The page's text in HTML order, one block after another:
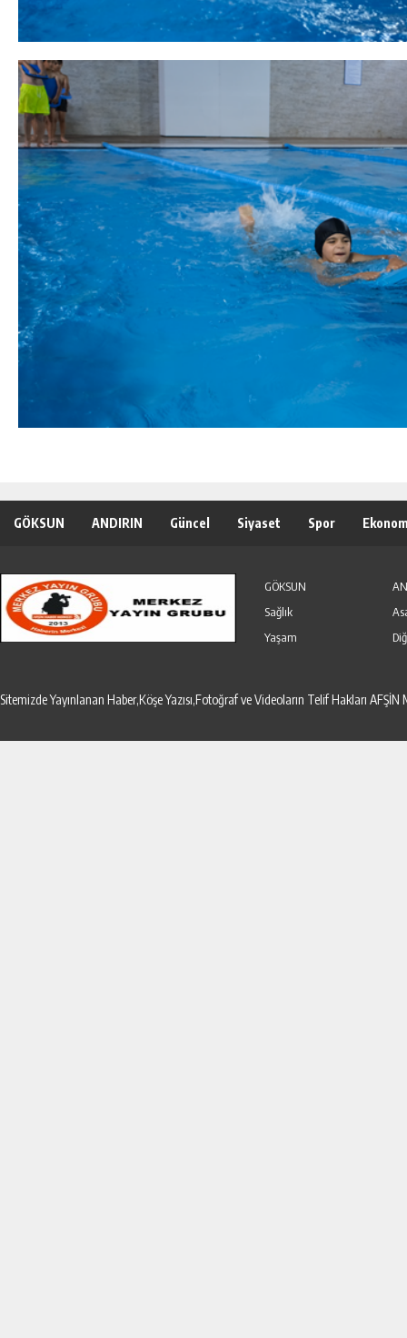
GÖKSUN ANDIRIN Güncel Siyaset Spor
GÖKSUN
Sağlık
Yaşam
Sitemizde Yayınlanan Haber,Köşe Yazısı,Fotoğraf ve Videoların Telif Hakları